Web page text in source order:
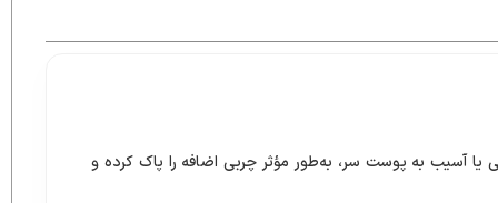
آسیب به پوست سر، به‌طور مؤثر چربی اضافه را پاک کرده و